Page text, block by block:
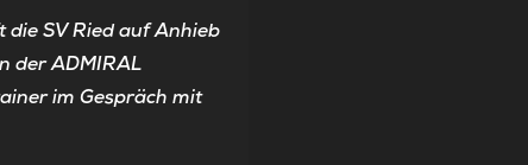
SV Ried auf Anhieb
der ADMIRAL
im Gespräch mit